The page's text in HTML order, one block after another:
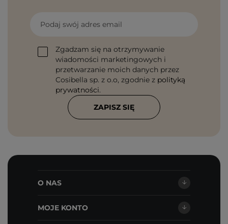
Podaj swój adres email
Zgadzam się na otrzymywanie
wiadomości marketingowych i
przetwarzanie moich danych przez
Cosibella sp. z o.o, zgodnie z polityką
prywatności.
ZAPISZ SIĘ
O NAS
MOJE KONTO